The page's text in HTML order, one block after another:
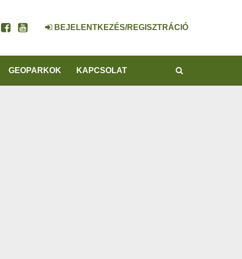
BEJELENTKEZÉS/REGISZTRÁCIÓ
GEOPARKOK KAPCSOLAT